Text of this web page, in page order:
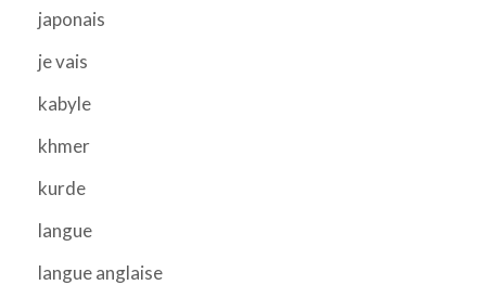
japonais
je vais
kabyle
khmer
kurde
langue
langue anglaise